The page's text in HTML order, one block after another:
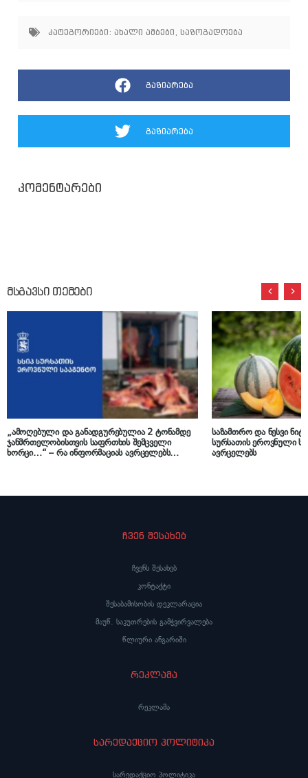
კატეგორიები: ახალი ამბები , საზოგადოება
გაზიარება
გაზიარება
კომენტარები
მსგავსი თემები
„ამოღებული და განადგურებულია 2 ტონამდე
ჯანმრთელობისთვის საფრთხის შემცველი
ხორცი…“ – რა ინფორმაციას ავრცელებს
საზამთრო და ნესვი
სურსათის ეროვნული
ავრცელებს
ჩვენ შესახებ
ჩვენს შესახებ
კონტაქტი
შესაბამისობის დეკლარაცია
მაუწ. საკუთრების გამჭვირვალება
წლიური ანგარიში
რეკლამა
რეკლამა
სარედაქციო პოლიტიკა
სარედაქციო პოლიტიკა